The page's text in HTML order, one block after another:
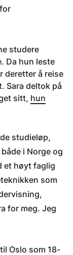
studere
Da hun leste
deretter å reise
Sara deltok på
sitt, hun
studieløp,
i Norge og
et høyt faglig
som
for meg. Jeg
Oslo som 18-